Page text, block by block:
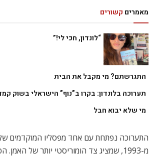
מאמרים קשורים
“לונדון, חכי לי!”
התגרשתם? מי מקבל את הבית
תערוכה בלונדון: בקרו ב”נוף” הישראלי בשוק
מי שלא יבוא חבל
התערוכה נפתחת עם אחד מפסליו המוקדמים
מ-1993, שמציג צד הומוריסטי יותר של האמן.